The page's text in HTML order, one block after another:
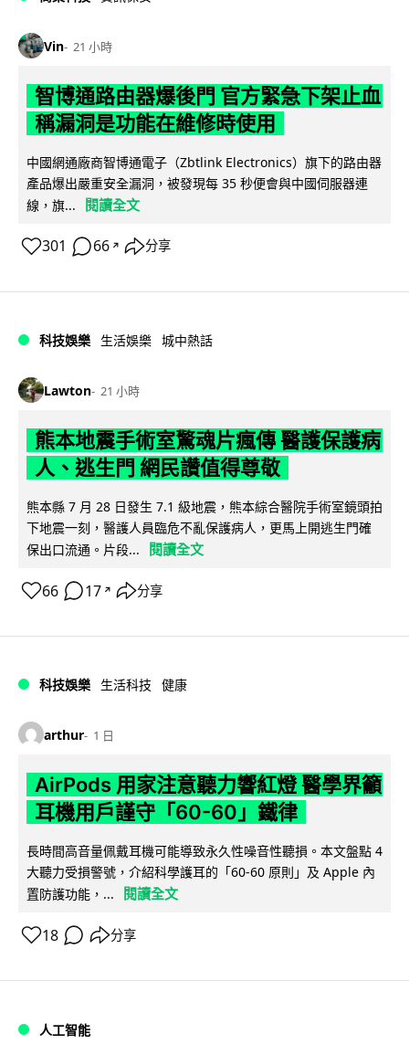
Vin 21 小時
智博通路由器爆後門 官方緊急下架止血
稱漏洞是功能在維修時使用
中國網通廠商智博通電子（Zbtlink Electronics）旗下的路由器
產品爆出嚴重安全漏洞，被發現每 35 秒便會與中國伺服器連
線，旗...
閱讀全文
301 66 ↗ 分享
科技娛樂 生活娛樂 城中熱話
Lawton 21 小時
熊本地震手術室驚魂片瘋傳 醫護保護病
人、逃生門 網民讚值得尊敬
熊本縣 7 月 28 日發生 7.1 級地震，熊本綜合醫院手術室鏡頭拍
下地震一刻，醫護人員臨危不亂保護病人，更馬上開逃生門確
保出口流通。片段...
閱讀全文
66 17 ↗ 分享
科技娛樂 生活科技 健康
arthur 1 日
AirPods 用家注意聽力響紅燈 醫學界籲
耳機用戶謹守「60-60」鐵律
長時間高音量佩戴耳機可能導致永久性噪音性聽損。本文盤點 4
大聽力受損警號，介紹科學護耳的「60-60 原則」及 Apple 內
置防護功能，...
閱讀全文
18 分享
人工智能